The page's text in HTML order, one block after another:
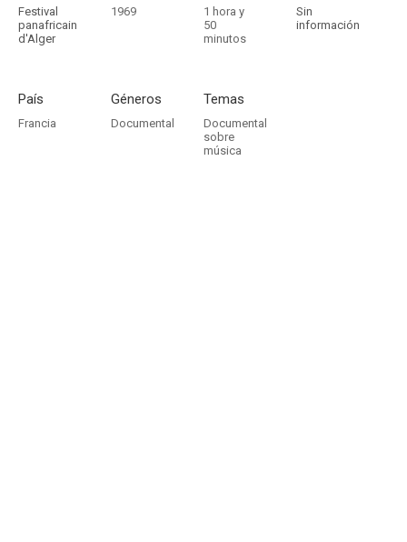
Festival
panafricain
d'Alger
1969
1 hora y
50
minutos
Sin
información
País
Francia
Géneros
Documental
Temas
Documental
sobre
música